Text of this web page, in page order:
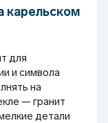
карельском
для
и символа
на
— гранит
детали